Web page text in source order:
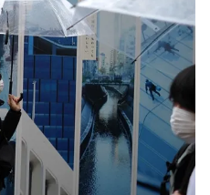
Infographic
Shorts video